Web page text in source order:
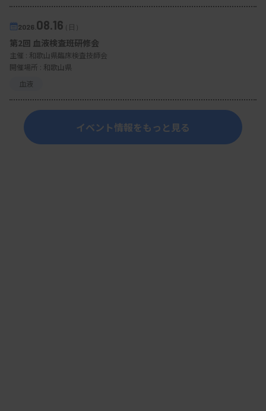
2026. 08.16（日）
第2回 血液検査班研修会
主催 : 和歌山県臨床検査技師会
開催場所 : 和歌山県
血液
イベント情報をもっと見る